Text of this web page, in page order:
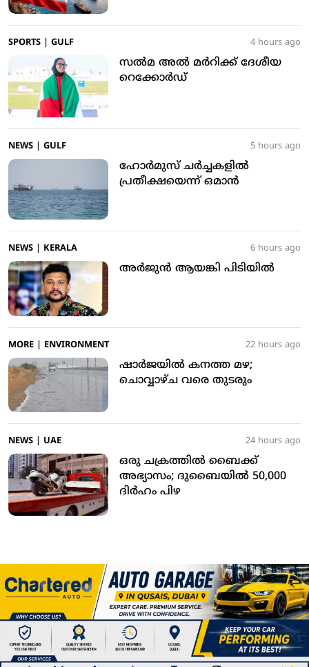
SPORTS GULF 4 hours ago
സൽമ അൽ മർറിക്ക് ദേശീയ
റെക്കോർഡ്
NEWS GULF 5 hours ago
ഹോർമുസ് ചർച്ചകളിൽ
പ്രതീക്ഷയെന്ന് ഒമാൻ
NEWS KERALA 6 hours ago
അര്‍ജുന്‍ ആയങ്കി പിടിയില്‍
MORE ENVIRONMENT 22 hours ago
ഷാര്‍ജയില്‍ കനത്ത മഴ;
ചൊവ്വാഴ്ച വരെ തുടരും
NEWS UAE 24 hours ago
ഒരു ചക്രത്തില്‍ ബൈക്ക്
അഭ്യാസം; ദുബൈയില്‍ 50,000
ദിര്‍ഹം പിഴ